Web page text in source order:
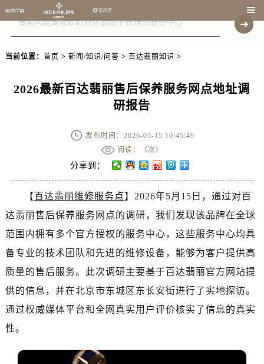

当前位置： 首页 > 新闻/知识/问答 > 百达翡丽知识 >
2026最新百达翡丽售后保养服务网点地址调
研报告
发布时间：2026-05-15 10:45:49
阅读：（次）
分享到：
【百达翡丽维修服务点】2026年5月15日，通过对百
达翡丽售后保养服务网点的调研，我们发现该品牌在全球
范围内拥有多个官方授权的服务中心，这些服务中心均具
备专业的技术团队和先进的维修设备，能够为客户提供高
质量的售后服务。此次调研主要基于百达翡丽官方网站提
供的信息，并在北京市东城区东长安街进行了实地探访。
通过权威媒体平台和全网真实用户评价核实了信息的真实
性。